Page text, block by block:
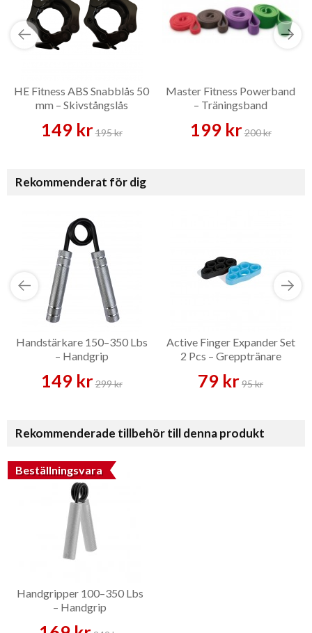
HE Fitness ABS Snabblås 50
mm – Skivstångslås
149 kr195 kr
Master Fitness Powerband
– Träningsband
199 kr200 kr
Rekommenderat för dig
Handstärkare 150–350 Lbs
– Handgrip
149 kr299 kr
Active Finger Expander Set
2 Pcs – Grepptränare
79 kr95 kr
Rekommenderade tillbehör till denna produkt
Beställningsvara
Handgripper 100–350 Lbs
– Handgrip